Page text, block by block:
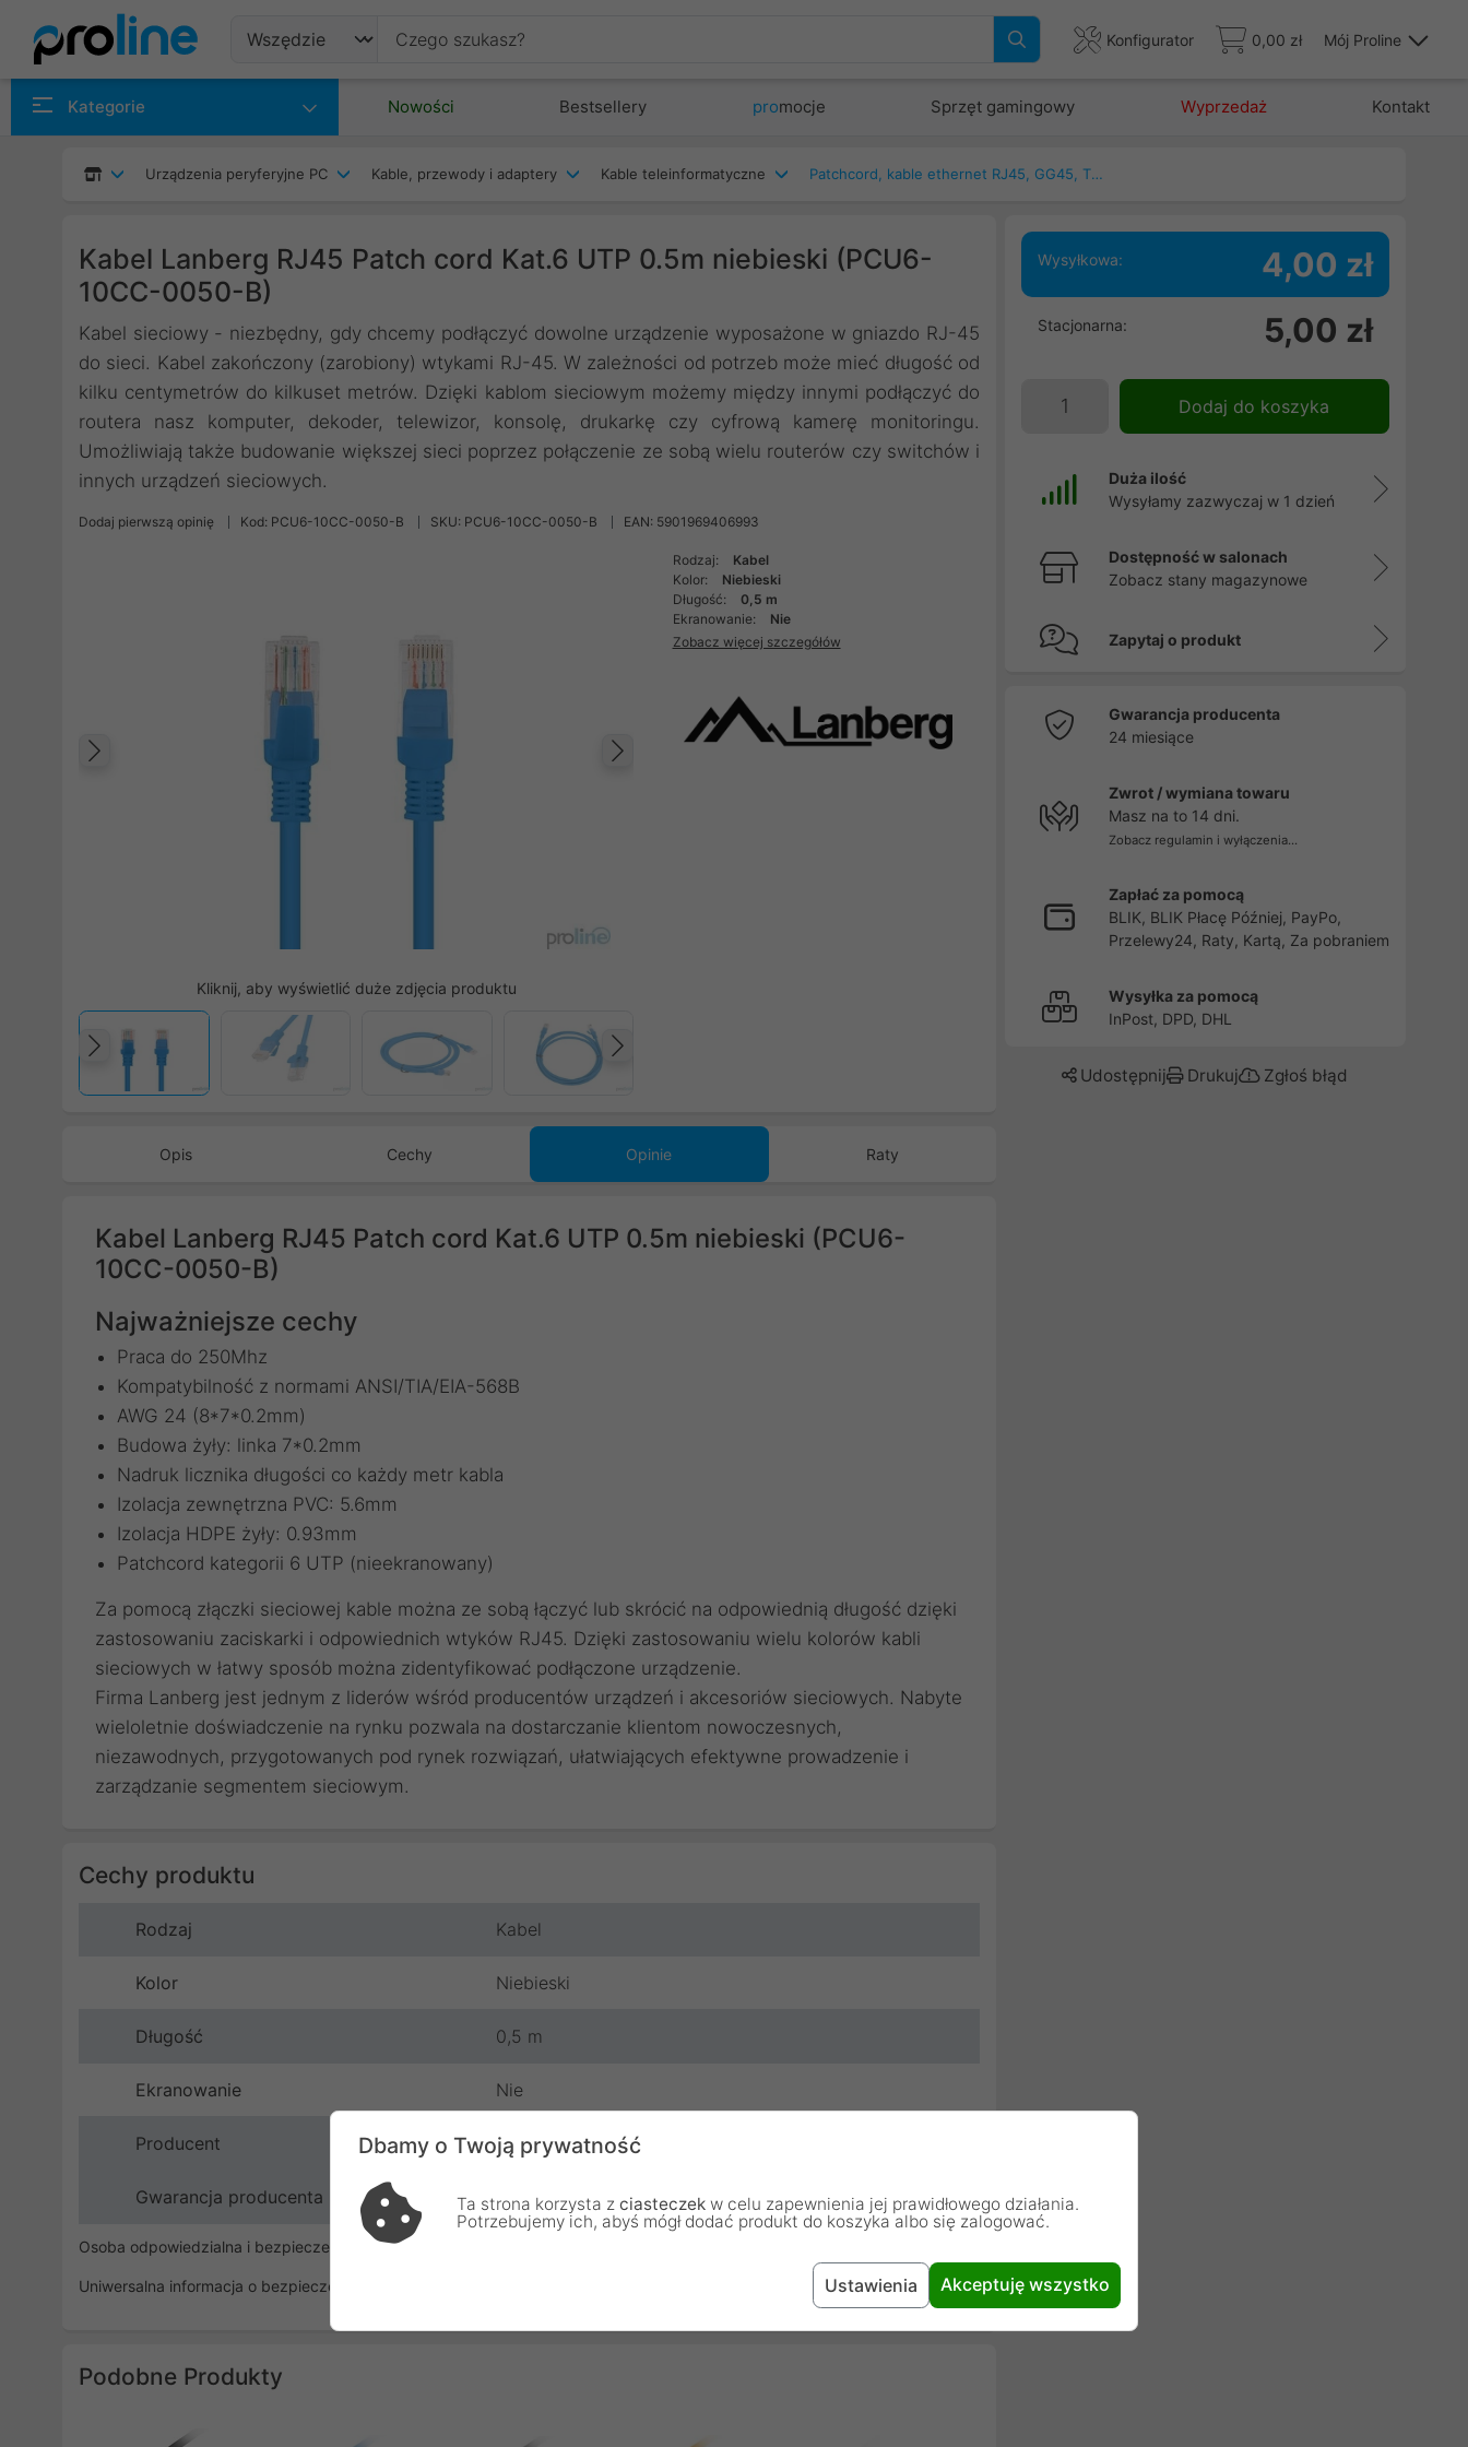
Konfigurator 0,00 zł Mój Proline
Kategorie Nowości Bestsellery promocje Sprzęt gamingowy Wyprzedaż Kontakt
Urządzenia peryferyjne PC Kable, przewody i adaptery Kable teleinformatyczne Patchcord, kable ethernet RJ45, GG45, TERA
Kabel Lanberg RJ45 Patch cord Kat.6 UTP 0.5m niebieski (PCU6-
10CC-0050-B)
Kabel sieciowy - niezbędny, gdy chcemy podłączyć dowolne urządzenie wyposażone w gniazdo RJ-45
do sieci. Kabel zakończony (zarobiony) wtykami RJ-45. W zależności od potrzeb może mieć długość od
kilku centymetrów do kilkuset metrów. Dzięki kablom sieciowym możemy między innymi podłączyć do
routera nasz komputer, dekoder, telewizor, konsolę, drukarkę czy cyfrową kamerę monitoringu.
Umożliwiają także budowanie większej sieci poprzez połączenie ze sobą wielu routerów czy switchów i
innych urządzeń sieciowych.
Dodaj pierwszą opinię Kod: PCU6-10CC-0050-B SKU: PCU6-10CC-0050-B EAN: 5901969406993
Kliknij, aby wyświetlić duże zdjęcia produktu
Poprzedni
Rodzaj:
Kabel
Kolor:
Niebieski
Długość:
0,5 m
Ekranowanie:
Nie
Zobacz więcej szczegółów
Opis Cechy Opinie Raty
Kabel Lanberg RJ45 Patch cord Kat.6 UTP 0.5m niebieski (PCU6-
10CC-0050-B)
Najważniejsze cechy
Praca do 250Mhz
Kompatybilność z normami ANSI/TIA/EIA-568B
AWG 24 (8*7*0.2mm)
Budowa żyły: linka 7*0.2mm
Nadruk licznika długości co każdy metr kabla
Izolacja zewnętrzna PVC: 5.6mm
Izolacja HDPE żyły: 0.93mm
Patchcord kategorii 6 UTP (nieekranowany)
Za pomocą złączki sieciowej kable można ze sobą łączyć lub skrócić na odpowiednią długość dzięki
zastosowaniu zaciskarki i odpowiednich wtyków RJ45. Dzięki zastosowaniu wielu kolorów kabli
sieciowych w łatwy sposób można zidentyfikować podłączone urządzenie.
Firma Lanberg jest jednym z liderów wśród producentów urządzeń i akcesoriów sieciowych. Nabyte
wieloletnie doświadczenie na rynku pozwala na dostarczanie klientom nowoczesnych,
niezawodnych, przygotowanych pod rynek rozwiązań, ułatwiających efektywne prowadzenie i
zarządzanie segmentem sieciowym.
Cechy produktu
Rodzaj Kabel
Kolor Niebieski
Długość 0,5 m
Ekranowanie Nie
Producent Lanberg
Gwarancja producenta 24 miesiące
Osoba odpowiedzialna i bezpieczeństwo
Uniwersalna informacja o bezpieczeństwie
Podobne Produkty
Wysyłkowa: 4,00 zł
Stacjonarna: 5,00 zł
Dodaj do koszyka
Duża ilość
Wysyłamy zazwyczaj w 1 dzień
Dostępność w salonach
Zobacz stany magazynowe
Zapytaj o produkt
Gwarancja producenta
24 miesiące
Zwrot / wymiana towaru
Masz na to 14 dni.
Zobacz regulamin i wyłączenia...
Zapłać za pomocą
BLIK, BLIK Płacę Później, PayPo,
Przelewy24, Raty, Kartą, Za pobraniem
Wysyłka za pomocą
InPost, DPD, DHL
Udostępnij Drukuj Zgłoś błąd
Dbamy o Twoją prywatność
Ta strona korzysta z ciasteczek w celu zapewnienia jej prawidłowego działania.
Potrzebujemy ich, abyś mógł dodać produkt do koszyka albo się zalogować.
Ustawienia Akceptuję wszystko